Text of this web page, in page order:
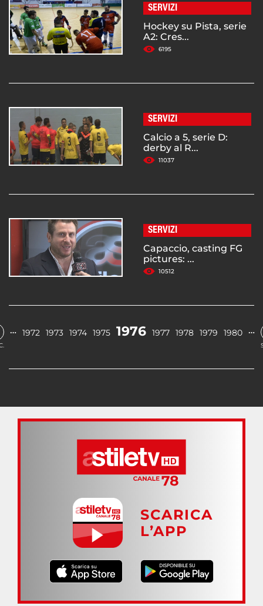
SERVIZI
Hockey su Pista, serie
A2: Cres...
6195
SERVIZI
Calcio a 5, serie D:
derby al R...
11037
SERVIZI
Capaccio, casting FG
pictures: ...
10512
… 1972 1973 1974 1975 1976 1977 1978 1979 1980 …
SCARICA
L’APP